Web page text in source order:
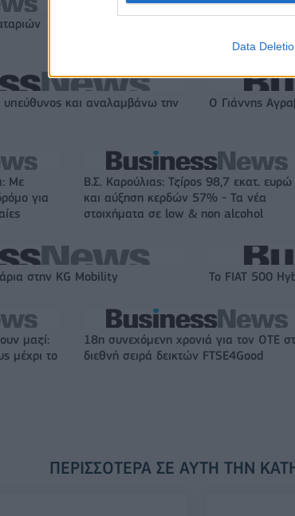
Data
υπεύθυνος και αναλαμβάνω την
Ο Γιάννης
Με
για
Β.Σ. Καρούλιας: Τζίρος 98,7 εκατ. ευρώ
και αύξηση κερδών 57% - Τα νέα
στοιχήματα σε low & non alcohol
στην KG Mobility Το FIAT 500
μαζί:
μέχρι το
18η συνεχόμενη χρονιά για τον ΟΤΕ
διεθνή σειρά δεικτών FTSE4Good
ΠΕΡΙΣΣΌΤΕΡΑ ΣΕ ΑΥΤΉ ΤΗΝ